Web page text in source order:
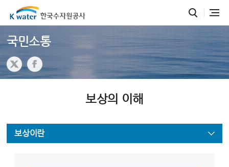
국민소통
보상의 이해
보상이란